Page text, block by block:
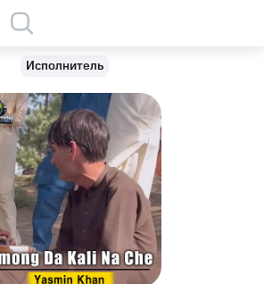
Исполнитель